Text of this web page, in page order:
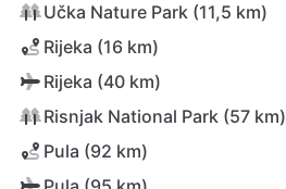
Učka Nature Park (11,5 km)
Rijeka (16 km)
Rijeka (40 km)
Risnjak National Park (57 km)
Pula (92 km)